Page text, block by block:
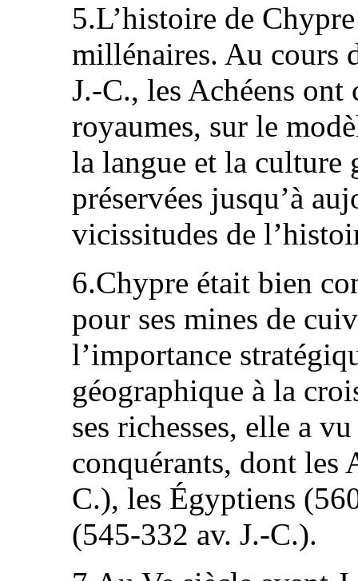
5.L’histoire de
millénaires. Au cours
J.-C., les Achéens ont
royaumes, sur le
la langue et la culture
préservées jusqu’à
vicissitudes de
6.Chypre était bien
pour ses mines de
l’importance
géographique à la
ses richesses, elle a
conquérants, dont les
C.), les Égyptiens
(545-332 av. J.-C.).